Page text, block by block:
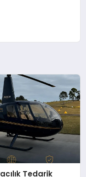
Tedarik